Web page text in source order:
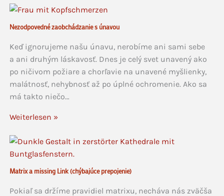
Nezodpovedné zaobchádzanie s únavou
Keď ignorujeme našu únavu, nerobíme ani sami sebe
a ani druhým láskavosť. Dnes je celý svet unavený ako
po ničivom požiare a chorľavie na unavené myšlienky,
malátnosť, nehybnosť až po úplné ochromenie. Ako sa
má takto niečo…
Weiterlesen »
Matrix a missing Link (chýbajúce prepojenie)
Pokiaľ sa držíme pravidiel matrixu, necháva nás zväčša